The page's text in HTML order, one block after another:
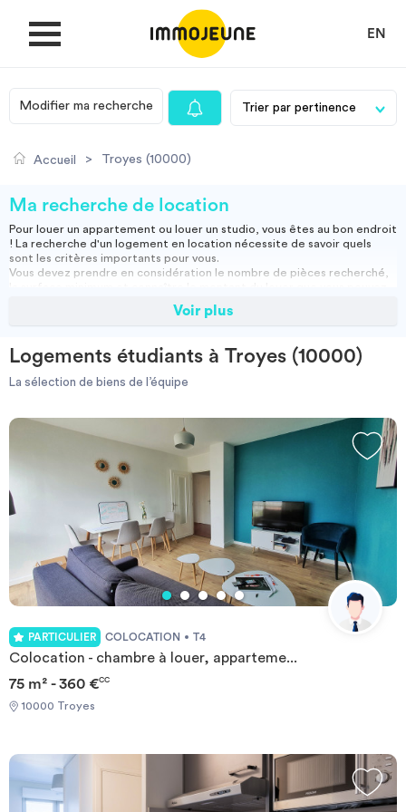
EN
MON COMPTE
Je cherche un logement
Villes
Investir
Modifier ma recherche
Accueil > Troyes (10000)
Ma recherche de location
Pour louer un appartement ou louer un studio, vous êtes au bon endroit
! La recherche d'un logement en location nécessite de savoir quels
sont les critères importants pour vous.
Vous devez prendre en considération le nombre de pièces recherché,
Vous pouvez louer un appartement meublé, ce qui vous permettra
Studio, appartement vide ou meublé, location courte durée :
pour trouver la location qui vous convient.
durée-Location studio
Voir plus
Logements étudiants à Troyes (10000)
La sélection de biens de l’équipe
PARTICULIER COLOCATION T4
Colocation - chambre à louer, apparteme...
75 m² - 360 €CC
10000 Troyes